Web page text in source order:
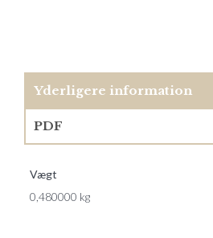
Yderligere information
PDF
Vægt
0,480000 kg